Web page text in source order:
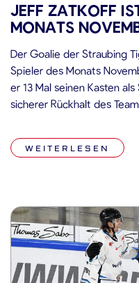
JEFF ZATKOFF
MONATS
Der Goalie der Straubing
Spieler des Monats
er 13 Mal seinen Kasten
sicherer Rückhalt des
Prozent der abgegebenen
zwei geht […]
WEITERLESEN